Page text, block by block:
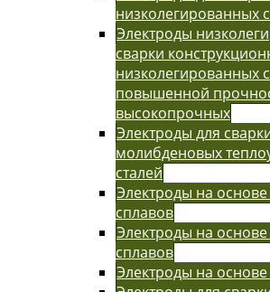
низколегированных
Электроды
сварки
низколегированных
повышенной
высокопрочных
Электроды для
молибденовых
сталей
Электроды на
сплавов
Электроды на
сплавов
Электроды на